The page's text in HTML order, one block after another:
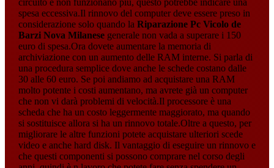
circuito e non funzionano più, questo potrebbe indicare una
spesa eccessiva.Il rinnovo del computer deve essere preso in
considerazione solo quando la Riparazione Pc Vicolo de
Barzi Nova Milanesegenerale non vada a superare i 150
euro di spesa.Ora dovete aumentare la memoria di
archiviazione con un aumento delle RAM interne. Si parla di
una procedura semplice dove anche le schede costano dalle
30 alle 60 euro. Se poi andiamo ad acquistare una RAM
molto potente i costi aumentano, ma avrete già un computer
che non vi darà problemi di velocità.Il processore è una
scheda che ha un costo leggermente maggiorato, ma quando
si sostituisce allora si ha un rinnovo totale.Oltre a questo, per
migliorare le altre funzioni potete acquistare ulteriori scede
video e anche hard disk. Il vantaggio di eseguire un rinnovo e
che questi componenti si possono comprare nel corso degli